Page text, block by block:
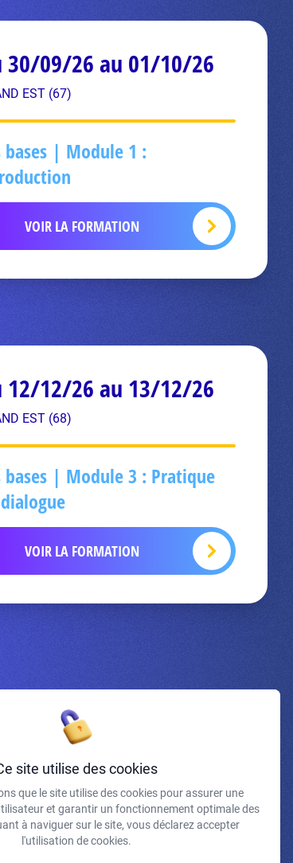
30/09/26 au 01/10/26
EST (67)
bases | Module 1 :
VOIR LA FORMATION
12/12/26 au 13/12/26
EST (68)
bases | Module 3 : Pratique
VOIR LA FORMATION
J'accepte de recevoir vos e-mails et confirme avoir pris
connaissance de votre politique de confidentialité et
mentions légales.
site utilise des cookies
que le site utilise des cookies pour assurer une
et garantir un fonctionnement optimale des
à naviguer sur le site, vous déclarez accepter
l'utilisation de cookies.